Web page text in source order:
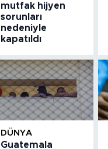
mutfak hijyen
sorunları
nedeniyle
kapatıldı
DÜNYA
Guatemala